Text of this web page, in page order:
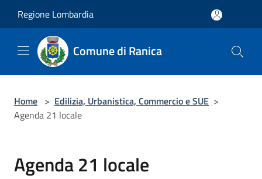
Regione Lombardia
Comune di Ranica
Home > Edilizia, Urbanistica, Commercio e SUE >
Agenda 21 locale
Agenda 21 locale